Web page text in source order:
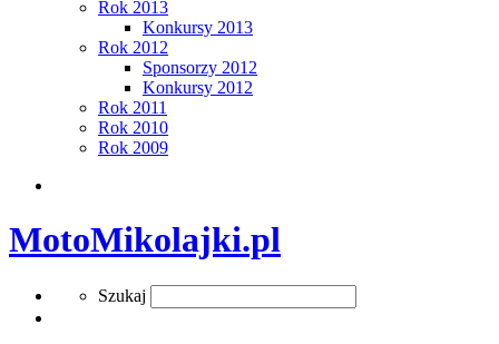
Rok 2013
Konkursy 2013
Rok 2012
Sponsorzy 2012
Konkursy 2012
Rok 2011
Rok 2010
Rok 2009
MotoMikolajki.pl
SearchSzukaj